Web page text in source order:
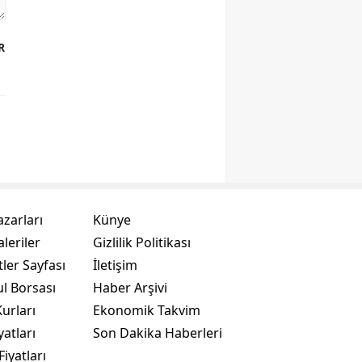
Sayfası
Borsası
Künye
Gizlilik Politikası
İletişim
Haber Arşivi
Ekonomik Takvim
Son Dakika Haberleri